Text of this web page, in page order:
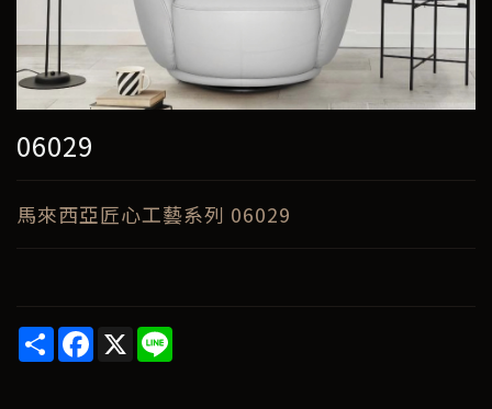
06029
馬來西亞匠心工藝系列 06029
ShareFacebook
X